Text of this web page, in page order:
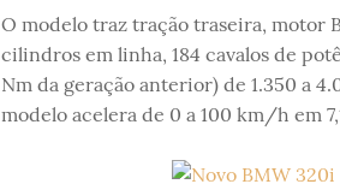
O modelo traz tração traseira, motor
cilindros em linha, 184 cavalos de
Nm da geração anterior) de 1.350 a
modelo acelera de 0 a 100 km/h em